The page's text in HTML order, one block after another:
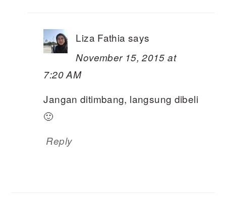
Liza Fathia says
November 15, 2015 at
7:20 AM
Jangan ditimbang, langsung dibeli
🙂
Reply